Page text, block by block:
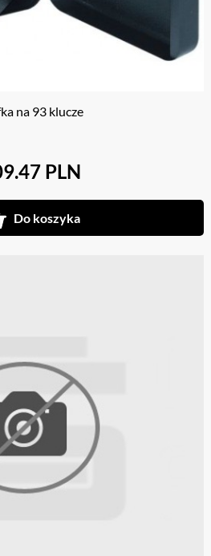
na 93 klucze
PLN
Do koszyka